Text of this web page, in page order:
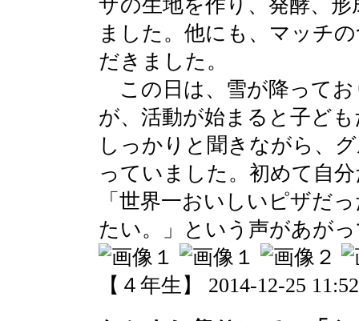
ました。他にも、マッチ
だきました。
この日は、雪が降ってお
が、活動が始まると子ど
しっかりと聞きながら、
っていました。初めて自
「世界一おいしいピザだ
たい。」という声があが
【４年生】 2014-12-25